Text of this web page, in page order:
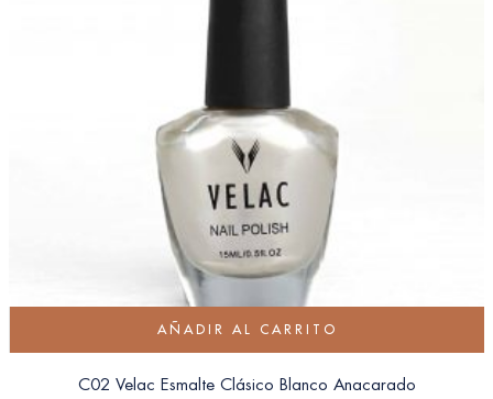
AÑADIR AL CARRITO
C02 Velac Esmalte Clásico Blanco Anacarado